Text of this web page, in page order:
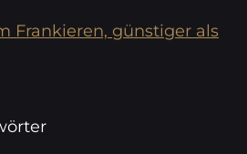
Frankieren, günstiger als